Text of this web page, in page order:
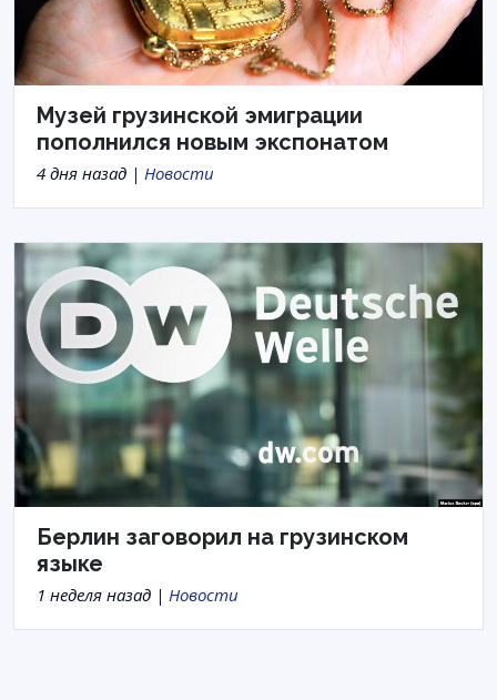
Музей грузинской эмиграции
пополнился новым экспонатом
4 дня назад | Новости
Берлин заговорил на грузинском
языке
1 неделя назад | Новости